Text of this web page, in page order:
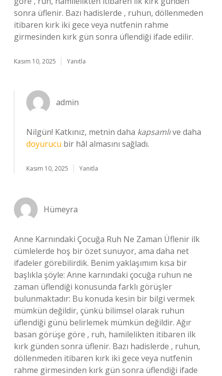
sonra üflenir. Bazı hadislerde , ruhun, döllenmeden
itibaren kırk iki gece veya nutfenin rahme
girmesinden kırk gün sonra üflendiği ifade edilir.
Kasım 10, 2025 Yanıtla
admin
Nilgün! Katkınız, metnin daha kapsamlıve daha
doyurucu bir hâl almasını sağladı.
Kasım 10, 2025 Yanıtla
Hümeyra
Anne Karnındaki Çocuğa Ruh Ne Zaman Üflenir ilk
cümlelerde hoş bir özet sunuyor, ama daha net
ifadeler görebilirdik. Benim yaklaşımım kısa bir
başlıkla şöyle: Anne karnındaki çocuğa ruhun ne
zaman üflendiği konusunda farklı görüşler
bulunmaktadır: Bu konuda kesin bir bilgi vermek
mümkün değildir, çünkü bilimsel olarak ruhun
üflendiği günü belirlemek mümkün değildir. Ağır
basan görüşe göre , ruh, hamilelikten itibaren ilk
kırk günden sonra üflenir. Bazı hadislerde , ruhun,
döllenmeden itibaren kırk iki gece veya nutfenin
rahme girmesinden kırk gün sonra üflendiği ifade